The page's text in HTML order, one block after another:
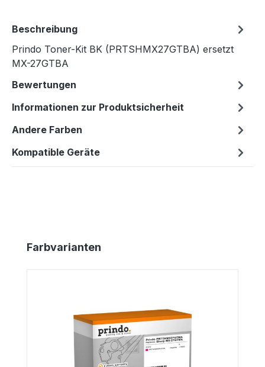
Beschreibung
Prindo Toner-Kit BK (PRTSHMX27GTBA) ersetzt
MX-27GTBA
Bewertungen
Informationen zur Produktsicherheit
Andere Farben
Kompatible Geräte
Produktgalerie überspringen
Farbvarianten